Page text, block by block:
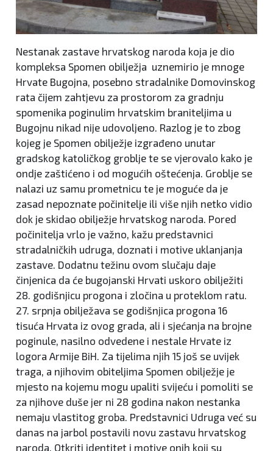
Nestanak zastave hrvatskog naroda koja je dio
kompleksa Spomen obilježja uznemirio je mnoge
Hrvate Bugojna, posebno stradalnike Domovinskog
rata čijem zahtjevu za prostorom za gradnju
spomenika poginulim hrvatskim braniteljima u
Bugojnu nikad nije udovoljeno. Razlog je to zbog
kojeg je Spomen obilježje izgrađeno unutar
gradskog katoličkog groblje te se vjerovalo kako je
ondje zaštićeno i od mogućih oštećenja. Groblje se
nalazi uz samu prometnicu te je moguće da je
zasad nepoznate počinitelje ili više njih netko vidio
dok je skidao obilježje hrvatskog naroda. Pored
počinitelja vrlo je važno, kažu predstavnici
stradalničkih udruga, doznati i motive uklanjanja
zastave. Dodatnu težinu ovom slučaju daje
činjenica da će bugojanski Hrvati uskoro obilježiti
28. godišnjicu progona i zločina u proteklom ratu.
27. srpnja obilježava se godišnjica progona 16
tisuća Hrvata iz ovog grada, ali i sjećanja na brojne
poginule, nasilno odvedene i nestale Hrvate iz
logora Armije BiH. Za tijelima njih 15 još se uvijek
traga, a njihovim obiteljima Spomen obilježje je
mjesto na kojemu mogu upaliti svijeću i pomoliti se
za njihove duše jer ni 28 godina nakon nestanka
nemaju vlastitog groba. Predstavnici Udruga već su
danas na jarbol postavili novu zastavu hrvatskog
naroda. Otkriti identitet i motive onih koji su